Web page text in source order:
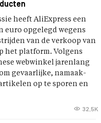
heeft AliExpress een
euro opgelegd wegens
van de verkoop van
het platform. Volgens
webwinkel jarenlang
gevaarlijke, namaak-
op te sporen en
32,5K